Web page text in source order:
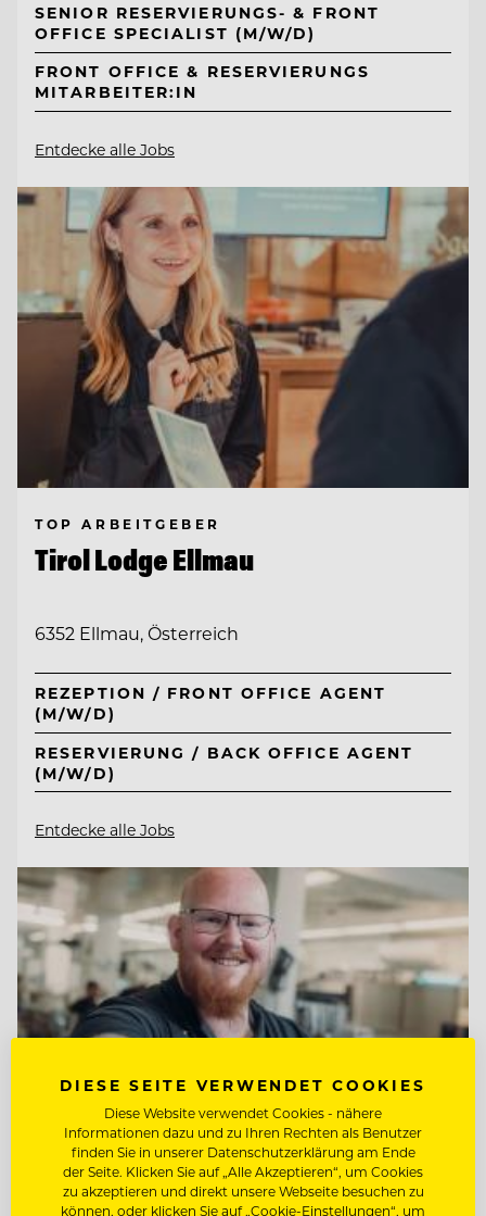
SENIOR RESERVIERUNGS- & FRONT
OFFICE SPECIALIST (M/W/D)
FRONT OFFICE & RESERVIERUNGS
MITARBEITER:IN
Entdecke alle Jobs
TOP ARBEITGEBER
Tirol Lodge Ellmau
6352 Ellmau, Österreich
REZEPTION / FRONT OFFICE AGENT
(M/W/D)
RESERVIERUNG / BACK OFFICE AGENT
(M/W/D)
Entdecke alle Jobs
TOP ARBEITGEBER
DIESE SEITE VERWENDET COOKIES
Diese Website verwendet Cookies - nähere
Informationen dazu und zu Ihren Rechten als Benutzer
finden Sie in unserer Datenschutzerklärung am Ende
der Seite. Klicken Sie auf „Alle Akzeptieren“, um Cookies
zu akzeptieren und direkt unsere Webseite besuchen zu
können, oder klicken Sie auf „Cookie-Einstellungen“, um